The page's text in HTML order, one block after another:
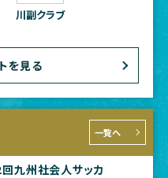
川副クラブ
を見る
一覧へ
回九州社会人サッカ